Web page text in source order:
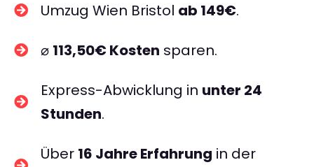
Umzug Wien Bristol ab 149€.
⌀ 113,50€ Kosten sparen.
Express-Abwicklung in unter 24
Stunden.
Über 16 Jahre Erfahrung in der